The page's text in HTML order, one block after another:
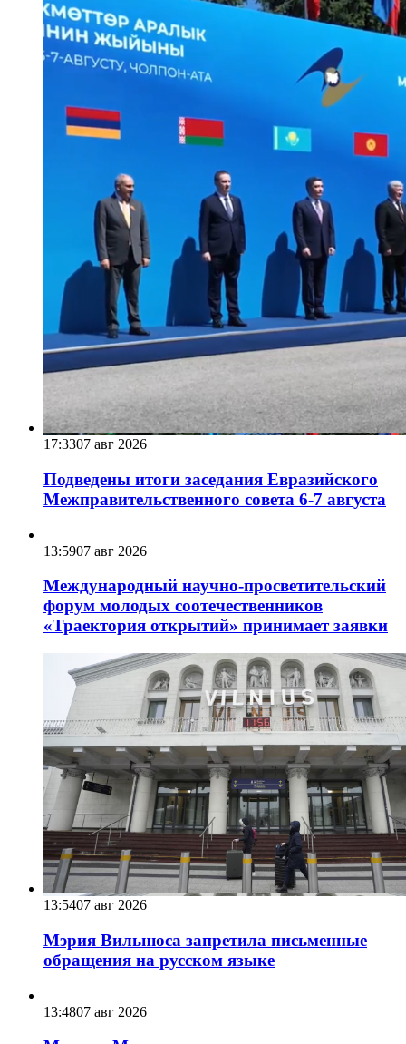
17:3307 авг 2026
Подведены итоги заседания Евразийского
Межправительственного совета 6-7 августа
13:5907 авг 2026
Международный научно-просветительский
форум молодых соотечественников
«Траектория открытий» принимает заявки
13:5407 авг 2026
Мэрия Вильнюса запретила письменные
обращения на русском языке
13:4807 авг 2026